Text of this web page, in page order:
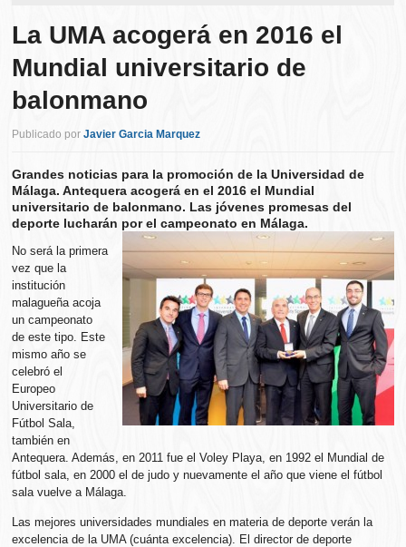
La UMA acogerá en 2016 el
Mundial universitario de
balonmano
Publicado porJavier Garcia Marquez
Grandes noticias para la promoción de la Universidad de
Málaga. Antequera acogerá en el 2016 el Mundial
universitario de balonmano. Las jóvenes promesas del
deporte lucharán por el campeonato en Málaga.
No será la primera
vez que la
institución
malagueña acoja
un campeonato
de este tipo. Este
mismo año se
celebró el
Europeo
Universitario de
Fútbol Sala,
también en
Antequera. Además, en 2011 fue el Voley Playa, en 1992 el Mundial de
fútbol sala, en 2000 el de judo y nuevamente el año que viene el fútbol
sala vuelve a Málaga.
Las mejores universidades mundiales en materia de deporte verán la
excelencia de la UMA (cuánta excelencia). El director de deporte